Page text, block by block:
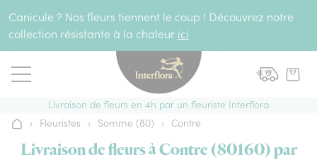
Canicule ? Nos fleurs tiennent le coup ! Découvrez notre
collection résistante à la chaleur ici
Livraison de fleurs en 4h par un fleuriste Interflora
Accueil
› Fleuristes › Somme (80) › Contre
Livraison de fleurs à Contre (80160) par